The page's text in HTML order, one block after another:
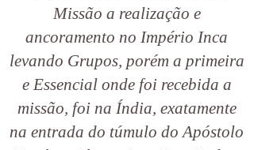
Missão a realização e
ancoramento no Império Inca
levando Grupos, porém a primeira
e Essencial onde foi recebida a
missão, foi na Índia, exatamente
na entrada do túmulo do Apóstolo